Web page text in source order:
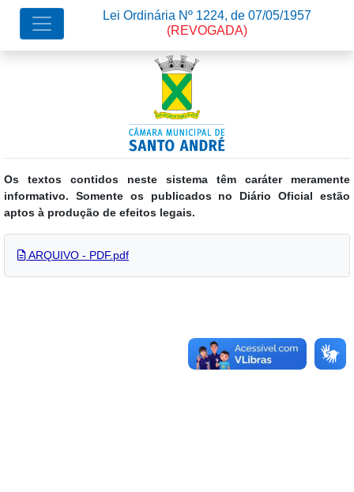
Os textos contidos neste sistema têm caráter meramente
informativo. Somente os publicados no Diário Oficial estão
aptos à produção de efeitos legais.
Lei Ordinária Nº 1224, de 07/05/1957
(REVOGADA)
ARQUIVO - PDF.pdf